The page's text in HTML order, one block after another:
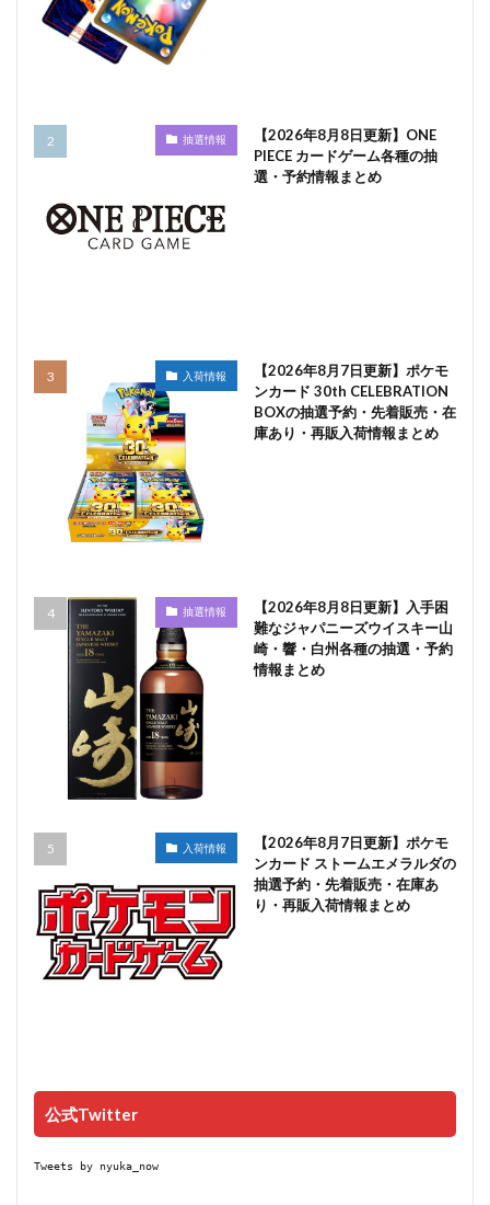
抽選情報
【2026年8月8日更新】ONE
PIECE カードゲーム各種の抽
選・予約情報まとめ
入荷情報
【2026年8月7日更新】ポケモ
ンカード 30th CELEBRATION
BOXの抽選予約・先着販売・在
庫あり・再販入荷情報まとめ
抽選情報
【2026年8月8日更新】入手困
難なジャパニーズウイスキー山
崎・響・白州各種の抽選・予約
情報まとめ
入荷情報
【2026年8月7日更新】ポケモ
ンカード ストームエメラルダの
抽選予約・先着販売・在庫あ
り・再販入荷情報まとめ
公式Twitter
Tweets by nyuka_now